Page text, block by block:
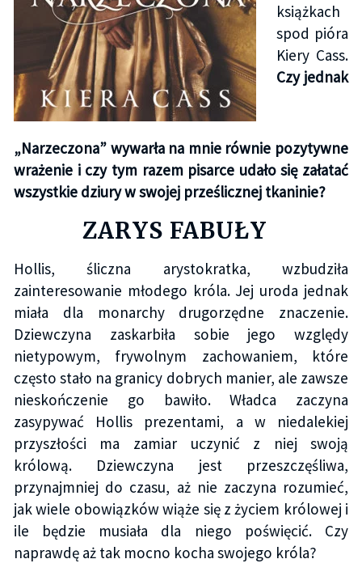
książkach
spod pióra
Kiery Cass.
Czy jednak
„Narzeczona” wywarła na mnie równie pozytywne
wrażenie i czy tym razem pisarce udało się załatać
wszystkie dziury w swojej prześlicznej tkaninie?
ZARYS FABUŁY
Hollis, śliczna arystokratka, wzbudziła
zainteresowanie młodego króla. Jej uroda jednak
miała dla monarchy drugorzędne znaczenie.
Dziewczyna zaskarbiła sobie jego względy
nietypowym, frywolnym zachowaniem, które
często stało na granicy dobrych manier, ale zawsze
nieskończenie go bawiło. Władca zaczyna
zasypywać Hollis prezentami, a w niedalekiej
przyszłości ma zamiar uczynić z niej swoją
królową. Dziewczyna jest przeszczęśliwa,
przynajmniej do czasu, aż nie zaczyna rozumieć,
jak wiele obowiązków wiąże się z życiem królowej i
ile będzie musiała dla niego poświęcić. Czy
naprawdę aż tak mocno kocha swojego króla?